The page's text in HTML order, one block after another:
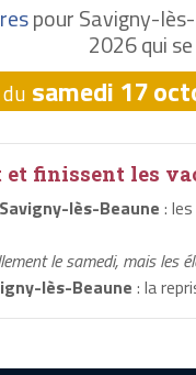
pour Savigny-
2026 qui
du samedi 17
et finissent les
lès-Beaune :
le samedi, mais les
lès-Beaune : la